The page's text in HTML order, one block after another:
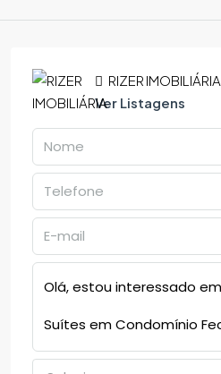
RIZER IMOBILIÁRIA
Ver Listagens